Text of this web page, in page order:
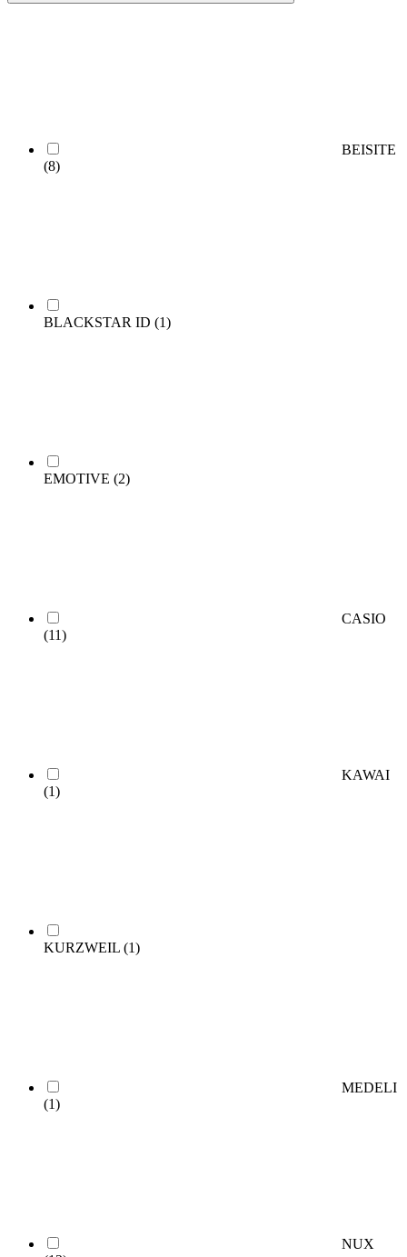
BEISITE
(8)
BLACKSTAR ID (1)
EMOTIVE (2)
CASIO
(11)
KAWAI
(1)
KURZWEIL (1)
MEDELI
(1)
NUX